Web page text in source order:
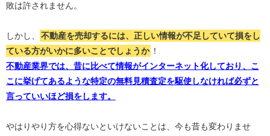
敗は許されません。
しかし、
不動産を売却するには、正しい情報が不足していて損をし
ている方がいかに多いことでしょうか ！
不動産業界では、昔に比べて情報がインターネット化しており、こ
こに挙げてあるような特定の無料見積査定を駆使しなければ必ずと
言っていいほど損をします。
やはりやり方を心得ないといけないことは、今も昔も変わりませ